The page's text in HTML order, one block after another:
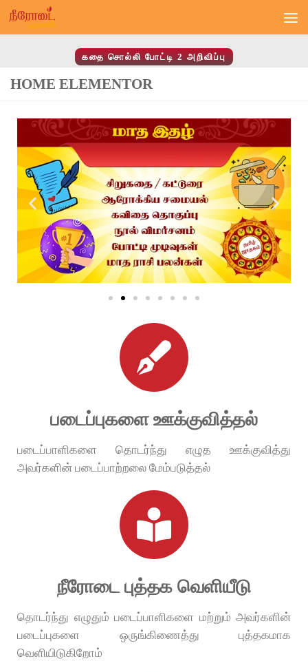
Skip to content
கதை சொல்லி போட்டி 2 அறிவிப்பு
HOME ELEMENTOR
படைப்புகளை ஊக்குவித்தல்
படைப்பாளிகளை தொடர்ந்து எழுத ஊக்குவித்து
அவர்களின் படைப்பாற்றலை மேம்படுத்தல்
நீரோடை புத்தக வெளியீடு
தொடர்ந்து எழுதும் படைப்பாளிகளை மற்றும் அவர்களின்
படைப்புகளை ஒருங்கிணைத்து புத்தகமாக
வெளியிடுகிறோம்